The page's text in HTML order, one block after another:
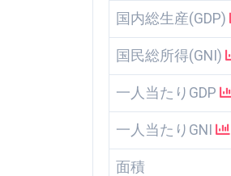
国内総生産(GDP)
国民総所得(GNI)
一人当たりGDP
一人当たりGNI
面積